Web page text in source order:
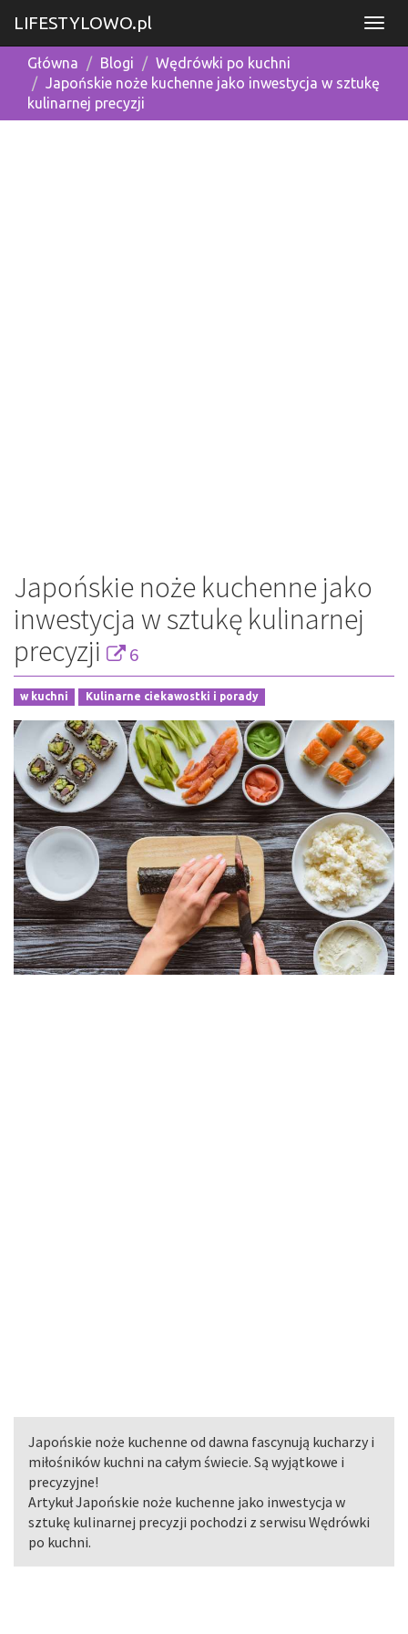
LIFESTYLOWO.pl
Główna Blogi
Wędrówki po kuchni
Japońskie noże kuchenne jako inwestycja w sztukę
kulinarnej precyzji
Japońskie noże kuchenne jako
inwestycja w sztukę kulinarnej
precyzji
6
w kuchni Kulinarne ciekawostki i porady
Japońskie noże kuchenne od dawna fascynują kucharzy i
miłośników kuchni na całym świecie. Są wyjątkowe i
precyzyjne!
Artykuł Japońskie noże kuchenne jako inwestycja w
sztukę kulinarnej precyzji pochodzi z serwisu Wędrówki
po kuchni.